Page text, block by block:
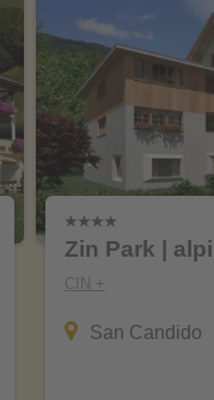
Zin Park |
CIN +
San Candido